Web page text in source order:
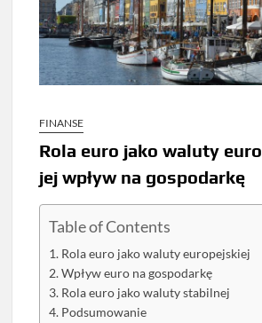
FINANSE
Rola euro jako waluty
jej wpływ na gospodarkę
Table of Contents
Rola euro jako waluty europejskiej
Wpływ euro na gospodarkę
Rola euro jako waluty stabilnej
Podsumowanie